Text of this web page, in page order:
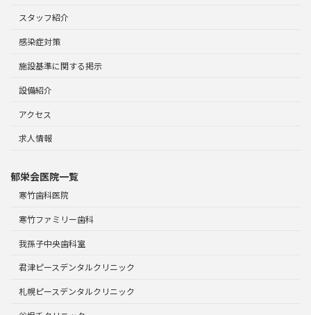
スタッフ紹介
感染症対策
施設基準に関する掲示
設備紹介
アクセス
求人情報
郁栄会医院一覧
寒竹歯科医院
寒竹ファミリー歯科
我孫子中央歯科室
君津ピースデンタルクリニック
札幌ピースデンタルクリニック